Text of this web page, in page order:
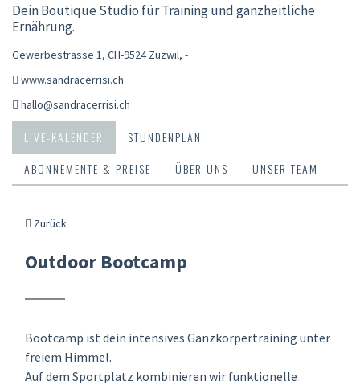
Dein Boutique Studio für Training und ganzheitliche
Ernährung.
Gewerbestrasse 1, CH-9524 Zuzwil, -
www.sandracerrisi.ch
hallo@sandracerrisi.ch
LIVE-KALENDER
STUNDENPLAN
ABONNEMENTE & PREISE
ÜBER UNS UNSER TEAM
Zurück
Outdoor Bootcamp
Bootcamp ist dein intensives Ganzkörpertraining unter
freiem Himmel.
Auf dem Sportplatz kombinieren wir funktionelle